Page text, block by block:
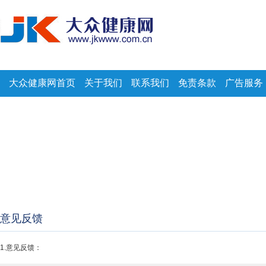
大众健康网首页 关于我们 联系我们 免责条款 广告服务
意见反馈
1.意见反馈：